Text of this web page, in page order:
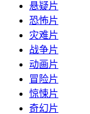
悬疑片
恐怖片
灾难片
战争片
动画片
冒险片
惊悚片
奇幻片